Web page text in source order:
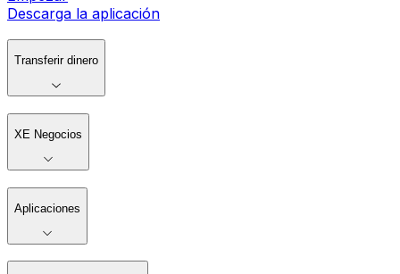
Descarga la aplicación
Transferir dinero
XE Negocios
Aplicaciones